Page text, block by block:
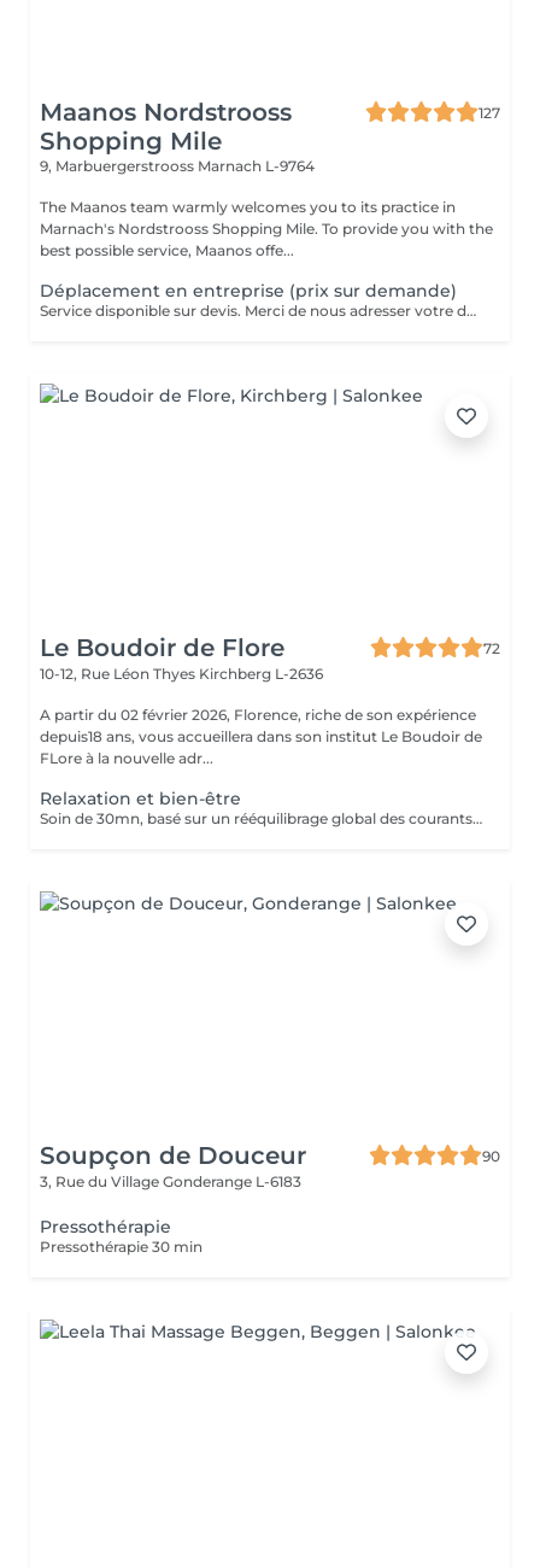
Maanos Nordstrooss
Shopping Mile
127
9, Marbuergerstrooss Marnach L-9764
The Maanos team warmly welcomes you to its practice in
Marnach's Nordstrooss Shopping Mile. To provide you with the
best possible service, Maanos offe...
Déplacement en entreprise (prix sur demande)
Service disponible sur devis. Merci de nous adresser votre demande à contact@maanos.com.
Le Boudoir de Flore
72
10-12, Rue Léon Thyes Kirchberg L-2636
A partir du 02 février 2026, Florence, riche de son expérience
depuis18 ans, vous accueillera dans son institut Le Boudoir de
FLore à la nouvelle adr...
Relaxation et bien-être
Soin de 30mn, basé sur un rééquilibrage global des courants d'énergies dans le corps. La technique des polarités apporte une grande détente, soulage les douleurs et élimine tous les blocages énergétiques situés entre les articulations. Associé à 30mn de magnétisme crânien. Pour ce soin, vous pouvez rester habillé.
Soupçon de Douceur
90
3, Rue du Village Gonderange L-6183
Pressothérapie
Pressothérapie 30 min